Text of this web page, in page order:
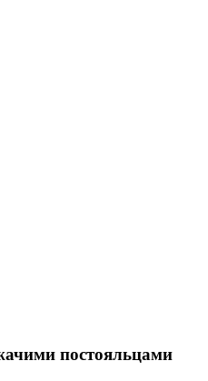
постояльцами